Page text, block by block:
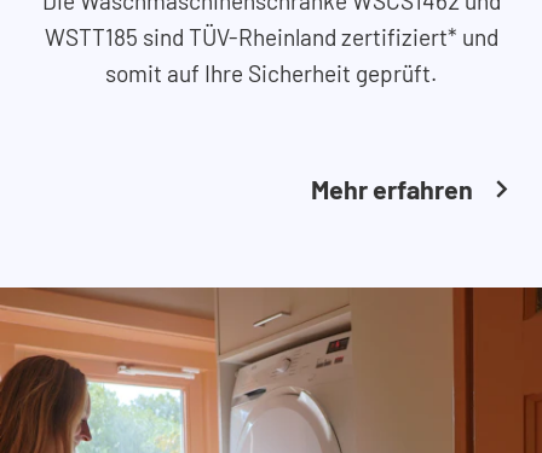
WSTT185 sind TÜV-Rheinland zertifiziert* und
somit auf Ihre Sicherheit geprüft.
Mehr erfahren